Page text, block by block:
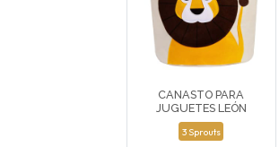
CANASTO PARA
JUGUETES LEÓN
3 Sprouts